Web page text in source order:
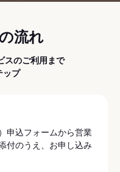
流れ
スのご利用まで
ップ
申込フォームから営業
付のうえ、お申し込み